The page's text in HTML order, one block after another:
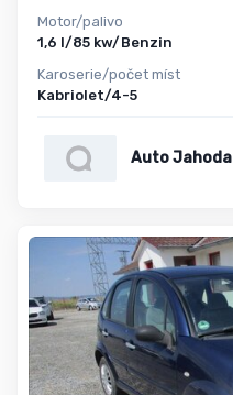
Motor/palivo
1,6 l/85 kw/Benzin
Karoserie/počet míst
Kabriolet/4-5
Auto Jahoda